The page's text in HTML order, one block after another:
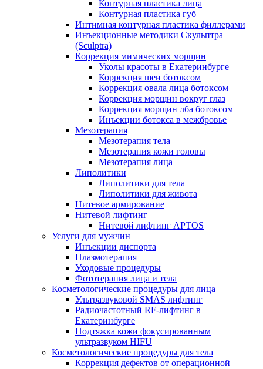
Контурная пластика лица
Контурная пластика губ
Интимная контурная пластика филлерами
Инъекционные методики Скульптра
(Sculptra)
Коррекция мимических морщин
Уколы красоты в Екатеринбурге
Коррекция шеи ботоксом
Коррекция овала лица ботоксом
Коррекция морщин вокруг глаз
Коррекция морщин лба ботоксом
Инъекции ботокса в межбровье
Мезотерапия
Мезотерапия тела
Мезотерапия кожи головы
Мезотерапия лица
Липолитики
Липолитики для тела
Липолитики для живота
Нитевое армирование
Нитевой лифтинг
Нитевой лифтинг APTOS
Услуги для мужчин
Инъекции диспорта
Плазмотерапия
Уходовые процедуры
Фототерапия лица и тела
Косметологические процедуры для лица
Ультразвуковой SMAS лифтинг
Радиочастотный RF-лифтинг в
Екатеринбурге
Подтяжка кожи фокусированным
ультразвуком HIFU
Косметологические процедуры для тела
Коррекция дефектов от операционной